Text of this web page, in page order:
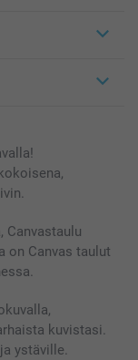
Canvastaulu
on Canvas taulut
kuvistasi.
ystäville.